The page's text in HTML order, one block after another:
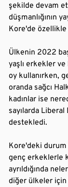
şekilde devam
düşmanlığının
Kore'de özellikle
Ülkenin 2022
yaşlı erkekler ve
oy kullanırken,
oranda sağcı
kadınlar ise
sayılarda
destekledi.
Kore'deki
genç erkeklerle
ayrıldığında
diğer ülkeler için